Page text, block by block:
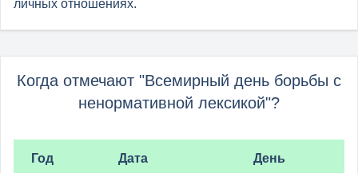
личных отношениях.
Когда отмечают "Всемирный день борьбы с
ненормативной лексикой"?
Год Дата День